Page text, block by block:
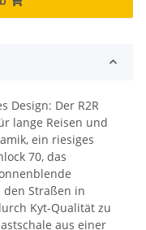
Design: Der R2R
lange Reisen und
ein riesiges
70, das
Straßen in
Kyt-Qualität zu
aus einer